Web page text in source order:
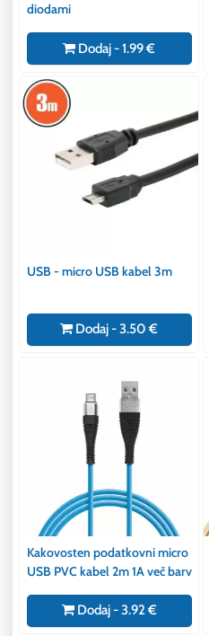
diodami
Dodaj - 1.99 €
USB - micro USB kabel 3m
Dodaj - 3.50 €
Kakovosten podatkovni micro
USB PVC kabel 2m 1A več barv
Dodaj - 3.92 €